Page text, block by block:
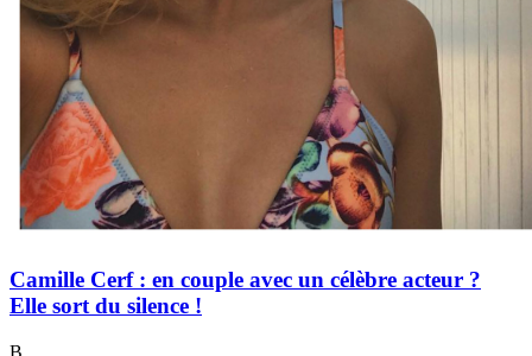
Camille Cerf : en couple avec un célèbre acteur ?
Elle sort du silence !
B